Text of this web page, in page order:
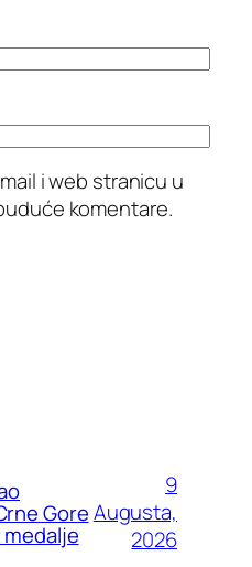
i web stranicu u
komentare.
Gore
9
Augusta,
2026